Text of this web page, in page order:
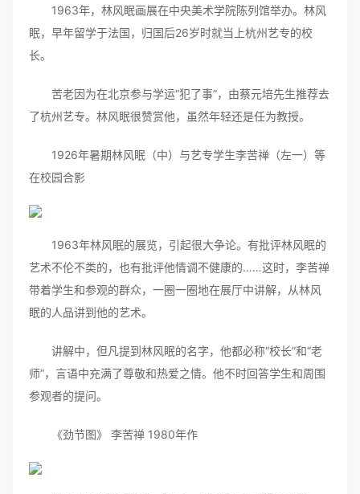
1963年，林风眠画展在中央美术学院陈列馆举办。林风
眠，早年留学于法国，归国后26岁时就当上杭州艺专的校
长。
苦老因为在北京参与学运“犯了事”，由蔡元培先生推荐去
了杭州艺专。林风眠很赞赏他，虽然年轻还是任为教授。
1926年暑期林风眠（中）与艺专学生李苦禅（左一）等
在校园合影
1963年林风眠的展览，引起很大争论。有批评林风眠的
艺术不伦不类的，也有批评他情调不健康的……这时，李苦禅
带着学生和参观的群众，一圈一圈地在展厅中讲解，从林风
眠的人品讲到他的艺术。
讲解中，但凡提到林风眠的名字，他都必称“校长”和“老
师”，言语中充满了尊敬和热爱之情。他不时回答学生和周围
参观者的提问。
《劲节图》 李苦禅 1980年作